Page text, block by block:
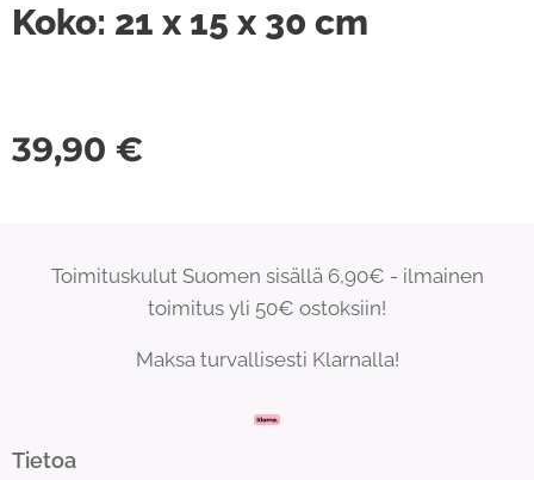
Koko: 21 x 15 x 30 cm
39,90 €
Toimituskulut Suomen sisällä 6,90€ - ilmainen
toimitus yli 50€ ostoksiin!
Maksa turvallisesti Klarnalla!
Tietoa